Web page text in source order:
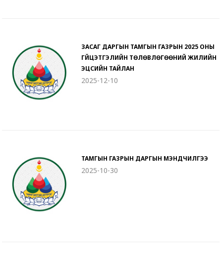
ЗАСАГ ДАРГЫН ТАМГЫН ГАЗРЫН 2025 ОНЫ
ГҮЙЦЭТГЭЛИЙН ТӨЛӨВЛӨГӨӨНИЙ ЖИЛИЙН
ЭЦСИЙН ТАЙЛАН
2025-12-10
ТАМГЫН ГАЗРЫН ДАРГЫН МЭНДЧИЛГЭЭ
2025-10-30